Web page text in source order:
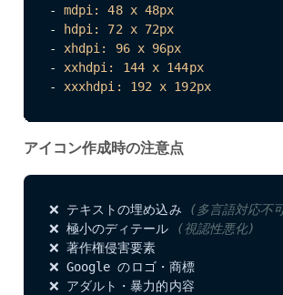
-
mdpi: 48 x 48px
-
hdpi: 72 x 72px
-
xhdpi: 96 x 96px
-
xxhdpi: 144 x 144px
-
xxxhdpi: 192 x 192px
アイコン作成時の注意点
❌ テキストの埋め込み
(多言語対応不
❌ 極小のディテール
(視認性悪化)
❌ 著作権侵害要素
❌ Google のロゴ・商標
❌ アダルト・暴力的内容